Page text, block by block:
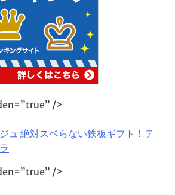
/>
ュ 絶対スベらない鉄板ギフト！テ
/>